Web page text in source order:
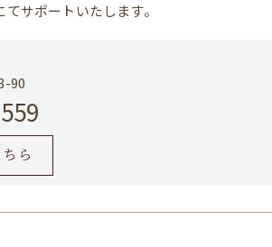
サポートいたします。
90
ら